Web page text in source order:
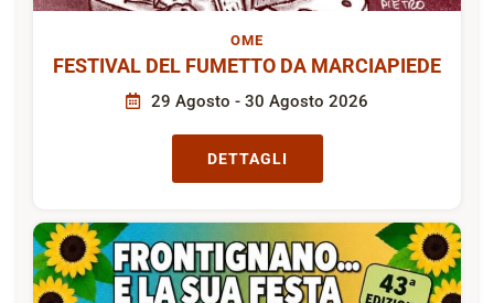
OME
FESTIVAL DEL FUMETTO DA MARCIAPIEDE
29 Agosto - 30 Agosto 2026
DETTAGLI